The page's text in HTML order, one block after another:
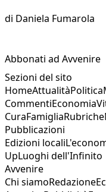
di Daniela Fumarola
Abbonati ad Avvenire
Sezioni del sito
HomeAttualitàPolitica
CommentiEconomia
CuraFamigliaRubriche
Pubblicazioni
Edizioni locali
UpLuoghi dell'Infinito
Avvenire
Chi siamoRedazione